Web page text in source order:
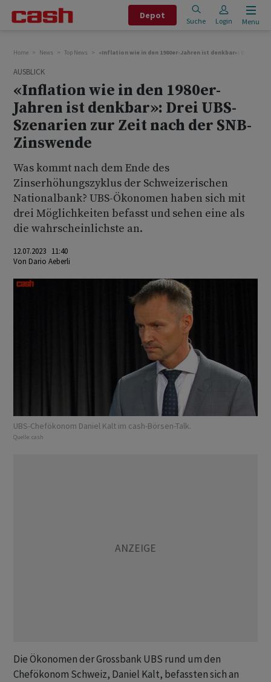
Depot
Suche Login Menu
Home News Top News «Inflation wie in den 1980er-Jahren ist denkbar»: Drei
AUSBLICK
«Inflation wie in den 1980er-
Jahren ist denkbar»: Drei UBS-
Szenarien zur Zeit nach der SNB-
Zinswende
Was kommt nach dem Ende des
Zinserhöhungszyklus der Schweizerischen
Nationalbank? UBS-Ökonomen haben sich mit
drei Möglichkeiten befasst und sehen eine als
die wahrscheinlichste an.
12.07.2023 11:40
Von Dario Aeberli
UBS-Chefökonom Daniel Kalt im cash-Börsen-Talk.
Quelle: cash
Die Ökonomen der Grossbank UBS rund um den
Chefökonom Schweiz, Daniel Kalt, befassten sich an